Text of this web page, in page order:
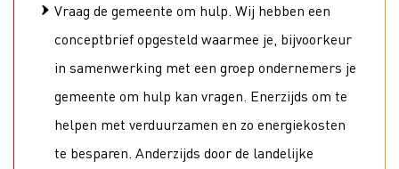
Vraag de gemeente om hulp. Wij hebben een
conceptbrief opgesteld waarmee je, bijvoorkeur
in samenwerking met een groep ondernemers je
gemeente om hulp kan vragen. Enerzijds om te
helpen met verduurzamen en zo energiekosten
te besparen. Anderzijds door de landelijke